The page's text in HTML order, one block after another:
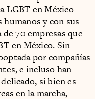
LGBT en México
y con sus
70 empresas que
en México. Sin
por compañías
e incluso han
si bien es
en la marcha,